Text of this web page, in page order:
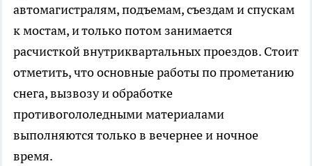
автомагистралям, подъемам, съездам и спускам
к мостам, и только потом занимается
расчисткой внутриквартальных проездов. Стоит
отметить, что основные работы по прометанию
снега, вызвозу и обработке
противогололедными материалами
выполняются только в вечернее и ночное
время.